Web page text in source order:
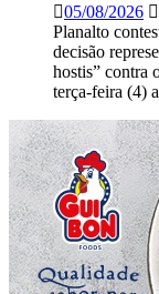
05/08/2026
Planalto
decisão
hostis” contra
terça-feira (4)